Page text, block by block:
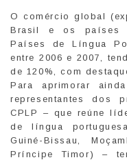
O comércio global
Brasil e os países
Países de Língua
entre 2006 e 2007,
de 120%, com
Para aprimorar
representantes dos
CPLP – que reúne
de língua
Guiné-Bissau,
Príncipe Timor) –